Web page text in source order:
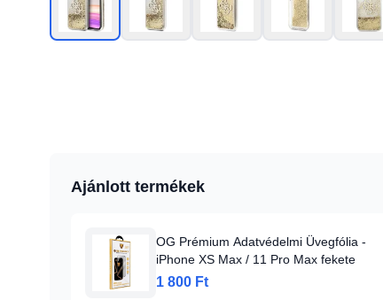
Ajánlott termékek
OG Prémium Adatvédelmi Üvegfólia -
iPhone XS Max / 11 Pro Max fekete
1 800 Ft